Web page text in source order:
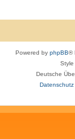
Powered by phpBB®
Style
Deutsche
Datenschutz